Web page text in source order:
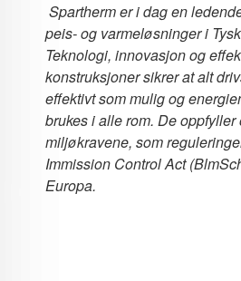
Spartherm er i dag en
peis- og varmeløsninger i
Teknologi, innovasjon og
konstruksjoner sikrer at alt
effektivt som mulig og
brukes i alle rom. De
miljøkravene, som
Immission Control Act
Europa.